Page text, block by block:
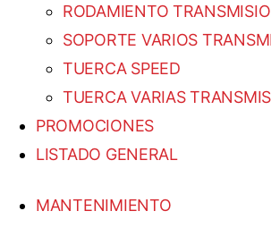
RODAMIENTO
SOPORTE VARIOS
TUERCA SPEED
TUERCA VARIAS
PROMOCIONES
LISTADO GENERAL
MANTENIMIENTO